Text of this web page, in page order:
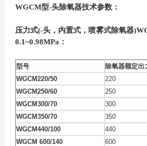
WGCM型-头除氧器技术参数：
压力式(-头，内置式，喷雾式除氧器
0.1~0.98MPa：
型号 除氧器额定出
WGCM220/50
220
WGCM250/60
250
WGCM300/70
300
WGCM350/70
350
WGCM440/100
440
WGCM 600/140
600